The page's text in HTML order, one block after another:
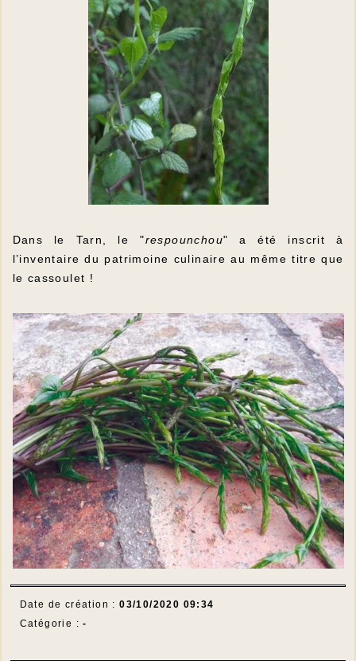
Dans le Tarn, le "respounchou" a été inscrit à
l’inventaire du patrimoine culinaire au même titre que
le cassoulet !
Date de création :03/10/2020 09:34
Catégorie :-